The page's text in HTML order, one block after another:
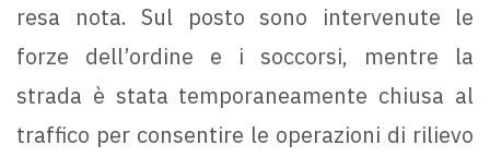
resa nota. Sul posto sono intervenute le
forze dell’ordine e i soccorsi, mentre la
strada è stata temporaneamente chiusa al
traffico per consentire le operazioni di rilievo